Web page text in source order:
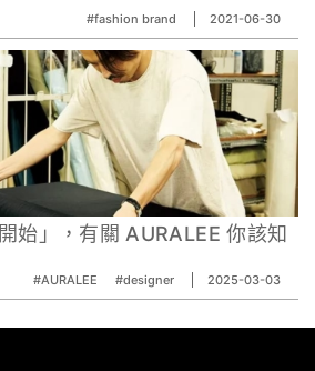
#fashion brand 2021-06-30
始」，有關 AURALEE 你該知
#AURALEE #designer 2025-03-03